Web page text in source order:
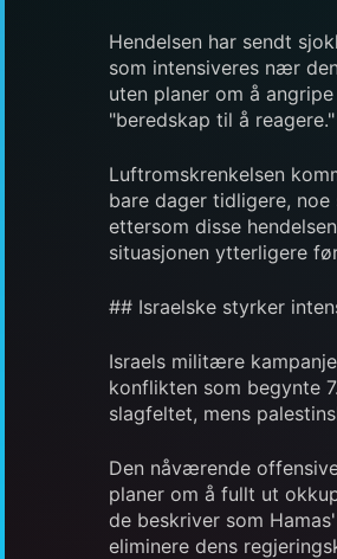
Hendelsen har sendt
som intensiveres nær
uten planer om å
"beredskap til å reagere."
Luftromskrenkelsen
bare dager tidligere,
ettersom disse
situasjonen ytterligere
## Israelske styrker
Israels militære
konflikten som begynte
slagfeltet, mens
Den nåværende
planer om å fullt ut
de beskriver som
eliminere dens